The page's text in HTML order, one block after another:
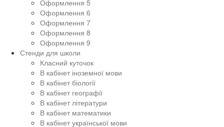
Оформлення 5
Оформлення 6
Оформлення 7
Оформлення 8
Оформлення 9
Стенди для школи
Класний куточок
В кабінет іноземної мови
В кабінет біології
В кабінет географії
В кабінет літератури
В кабінет математики
В кабінет української мови